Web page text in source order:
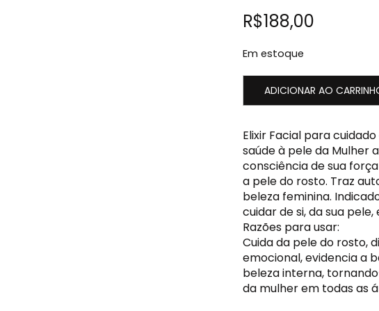
R$188,00
Em estoque
ADICIONAR AO
Elixir Facial para
saúde à pele da Mulher
consciência de sua
a pele do rosto. Traz
beleza feminina.
cuidar de si, da sua
Razões para usar:
Cuida da pele do rosto,
emocional, evidencia a
beleza interna,
da mulher em todas as